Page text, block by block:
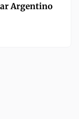
Argentino